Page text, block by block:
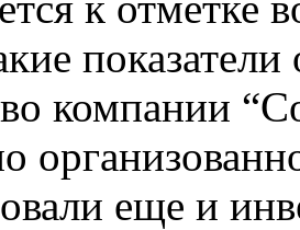
компании
еще и